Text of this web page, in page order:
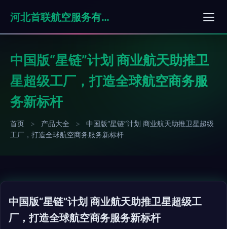
河北首联航空服务有限公司
中国版“星链”计划 商业航天助推卫
星超级工厂，打造全球航空商务服
务新标杆
首页 > 产品大全 >
中国版“星链”计划 商业航天助推卫星超级
工厂，打造全球航空商务服务新标杆
中国版“星链”计划 商业航天助推卫星超级工
厂，打造全球航空商务服务新标杆